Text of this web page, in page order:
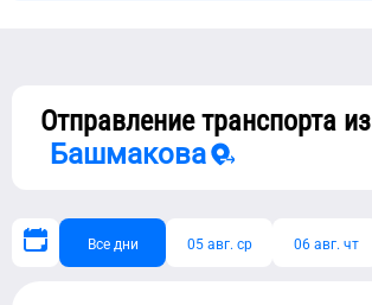
Отправление транспорта из
Башмакова
Все дни 05 авг. ср 06 авг. чт